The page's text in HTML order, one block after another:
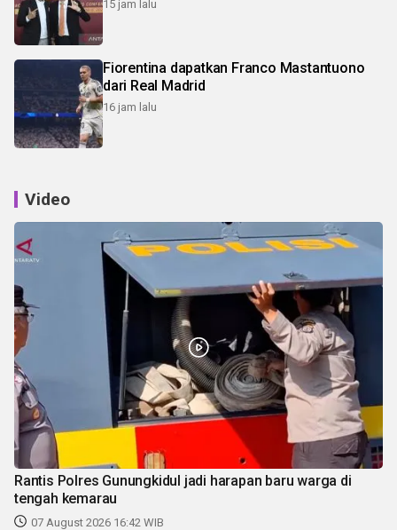
15 jam lalu
Fiorentina dapatkan Franco Mastantuono
dari Real Madrid
16 jam lalu
Video
Rantis Polres Gunungkidul jadi harapan baru warga di
tengah kemarau
07 August 2026 16:42 WIB